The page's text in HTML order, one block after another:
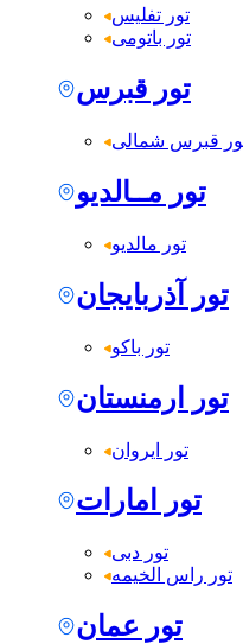
تور تفلیس
تور باتومی
تور قبرس
قبرس شمالی
تور مــالدیو
تور مالدیو
تور آذربایجان
تور باکو
تور ارمنستان
تور ایروان
تور امارات
تور دبی
تور راس الخیمه
تور عمان